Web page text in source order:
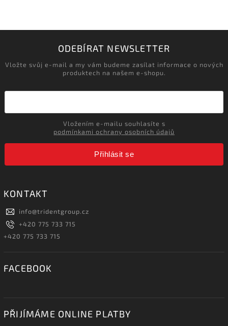
ODEBÍRAT NEWSLETTER
Vložte svůj e-mail a my vám budeme zasílat informace o nových
produktech na našem e-shopu.
podmínkami ochrany osobních údajů
Přihlásit se
KONTAKT
info@tridentgroup.cz
+420 775 733 715
+420 775 733 715
FACEBOOK
PŘIJÍMÁME ONLINE PLATBY